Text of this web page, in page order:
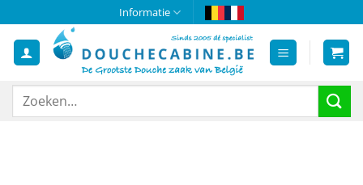
naar
inhoud
Informatie
Zoeken